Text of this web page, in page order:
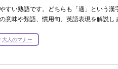
すい熟語です。どちらも「適」という
意味や類語、慣用句、英語表現を解説
大人のマナー